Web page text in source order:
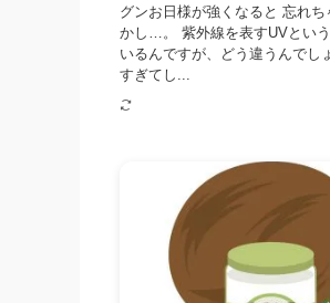
グンお日様が強くなると 忘れ
かし…。 紫外線を表すUVとい
いるんですが、どう違うんでし
すぎてし...